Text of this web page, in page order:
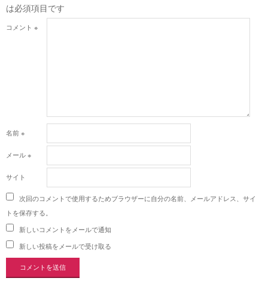
は必須項目です
コメント ※
名前 ※
メール ※
サイト
次回のコメントで使用するためブラウザーに自分の名前、メールアドレス、サイ
トを保存する。
新しいコメントをメールで通知
新しい投稿をメールで受け取る